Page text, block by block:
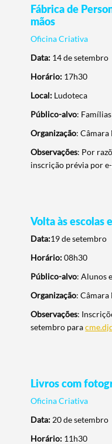
Termo de Pesquisa
Categorias gerais
Filtros
Fábrica de
mãos
Oficina Criativa
Data: 14 de setembro
Horário: 17h30
Local: Ludoteca
Público-alvo: Famílias
Organização:
Observações: Por
inscrição prévia por
Volta às escolas
Data:19 de setembro
Horário:08h30
Público-alvo: Alunos
Organização:
Observações:
setembro para
Livros com
Oficina Criativa
Data: 20 de setembro
Horário: 11h30